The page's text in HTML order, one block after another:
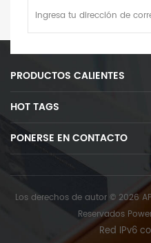
PRODUCTOS CALIENTES
HOT TAGS
PONERSE EN CONTACTO
Los derechos de autor © 2026
Reservados
Red IPv6